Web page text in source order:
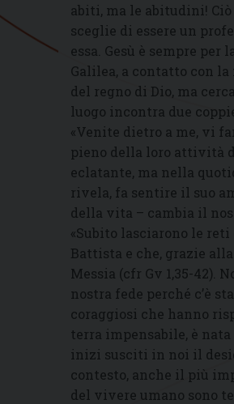
abiti, ma le abitudini!
sceglie di essere un
essa. Gesù è sempre
Galilea, a contatto con
del regno di Dio, ma
luogo incontra due
«Venite dietro a me, vi
pieno della loro attività
eclatante, ma nella
rivela, fa sentire il suo
della vita – cambia il
«Subito lasciarono le
Battista e che, grazie
Messia (cfr Gv 1,35-42).
nostra fede perché c’è
coraggiosi che hanno
terra impensabile, è
inizi susciti in noi il
contesto, anche il più
del vivere umano sono